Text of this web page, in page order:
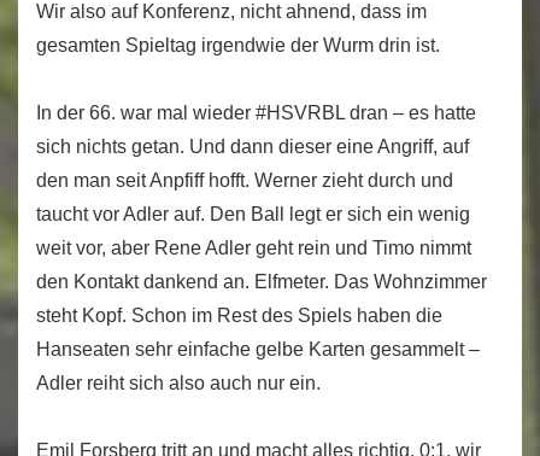
Wir also auf Konferenz, nicht ahnend, dass im
gesamten Spieltag irgendwie der Wurm drin ist.
In der 66. war mal wieder #HSVRBL dran – es hatte
sich nichts getan. Und dann dieser eine Angriff, auf
den man seit Anpfiff hofft. Werner zieht durch und
taucht vor Adler auf. Den Ball legt er sich ein wenig
weit vor, aber Rene Adler geht rein und Timo nimmt
den Kontakt dankend an. Elfmeter. Das Wohnzimmer
steht Kopf. Schon im Rest des Spiels haben die
Hanseaten sehr einfache gelbe Karten gesammelt –
Adler reiht sich also auch nur ein.
Emil Forsberg tritt an und macht alles richtig. 0:1, wir